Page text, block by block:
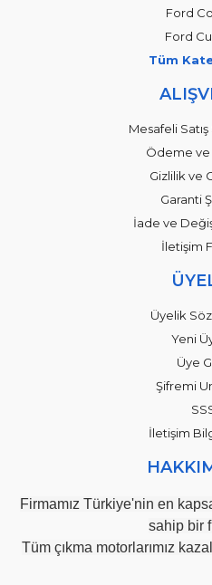
Ford
Ford
Tüm
Mesafeli
Ödeme ve
Gizlilik ve
Garanti
İade ve
İletişim
Üyelik
Yeni
Üye
Şifremi
İletişim
Firmamız Türkiye'nin en
sahip bir
Tüm çıkma motorlarımız